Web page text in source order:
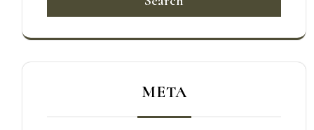
META